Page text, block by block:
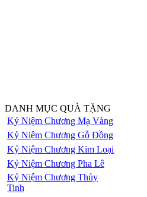
DANH MỤC QUÀ TẶNG
Kỷ Niệm Chương Mạ Vàng
Kỷ Niệm Chương Gỗ Đồng
Kỷ Niệm Chương Kim Loại
Kỷ Niệm Chương Pha Lê
Kỷ Niệm Chương Thủy
Tinh